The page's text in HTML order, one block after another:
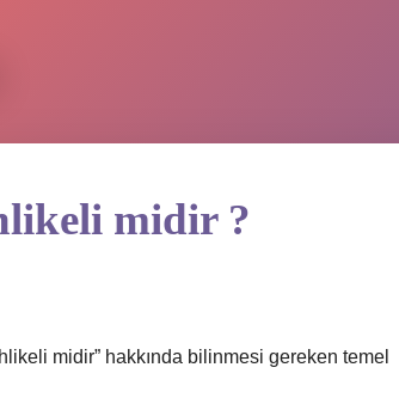
midir ?
midir” hakkında bilinmesi gereken temel